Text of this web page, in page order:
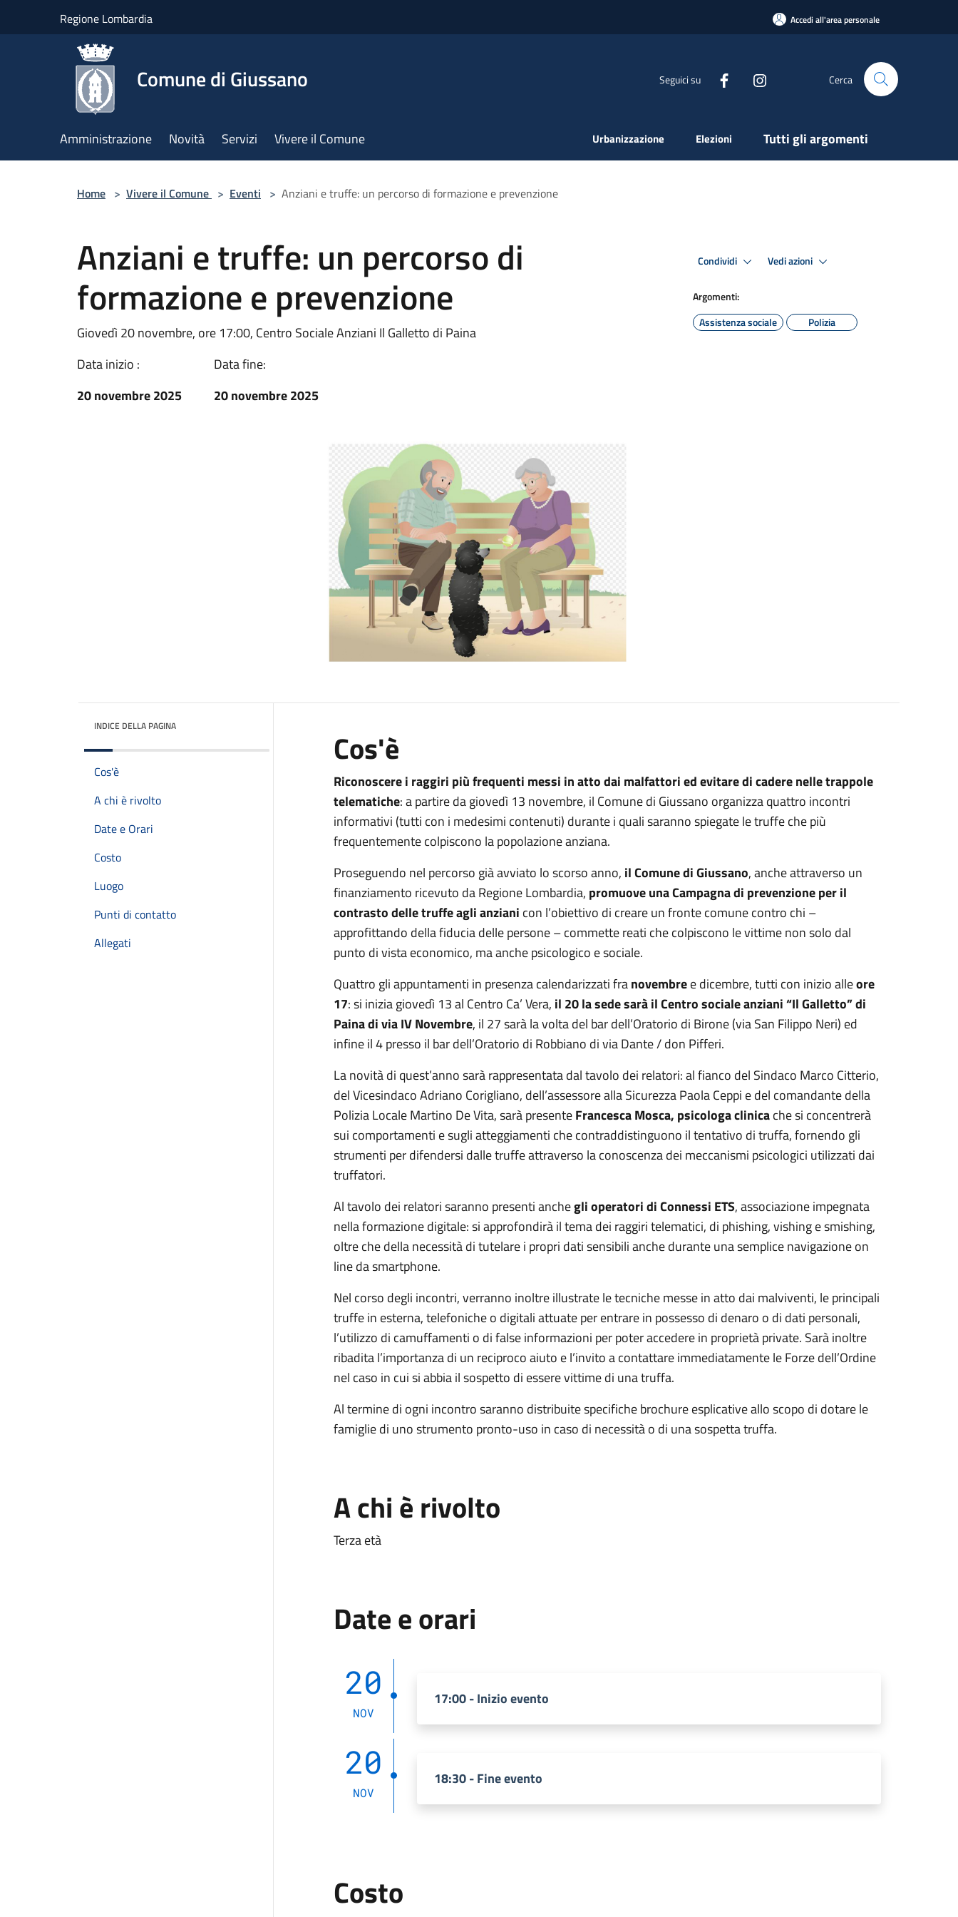
Regione Lombardia Accedi all'area personale
Comune di Giussano Seguici su Cerca
Amministrazione Novità Servizi Vivere il Comune Urbanizzazione Elezioni Tutti gli argomenti
Home > Vivere il Comune > Eventi > Anziani e truffe: un percorso di formazione e prevenzione
Anziani e truffe: un percorso di
formazione e prevenzione
Giovedì 20 novembre, ore 17:00, Centro Sociale Anziani Il Galletto di Paina
Data inizio :
20 novembre 2025
Data fine:
20 novembre 2025
Condividi Vedi azioni
Argomenti:
Assistenza sociale
Polizia
INDICE DELLA PAGINA
Cos'è
A chi è rivolto
Date e Orari
Costo
Luogo
Punti di contatto
Allegati
Cos'è
Riconoscere i raggiri più frequenti messi in atto dai malfattori ed evitare di cadere nelle trappole
telematiche: a partire da giovedì 13 novembre, il Comune di Giussano organizza quattro incontri
informativi (tutti con i medesimi contenuti) durante i quali saranno spiegate le truffe che più
frequentemente colpiscono la popolazione anziana.
Proseguendo nel percorso già avviato lo scorso anno, il Comune di Giussano, anche attraverso un
finanziamento ricevuto da Regione Lombardia, promuove una Campagna di prevenzione per il
contrasto delle truffe agli anziani con l’obiettivo di creare un fronte comune contro chi –
approfittando della fiducia delle persone – commette reati che colpiscono le vittime non solo dal
punto di vista economico, ma anche psicologico e sociale.
Quattro gli appuntamenti in presenza calendarizzati franovembree dicembre, tutti con inizio alleore
17: si iniziagiovedì 13 al Centro Ca’ Vera, il 20 la sede sarà il Centro sociale anziani “Il Galletto” di
Paina di via IV Novembre, il 27 sarà la volta del bar dell’Oratorio di Birone (via San Filippo Neri) ed
infine il 4 presso il bar dell’Oratorio di Robbiano di via Dante / don Pifferi.
La novità di quest’anno sarà rappresentata dal tavolo dei relatori: al fianco del Sindaco Marco Citterio,
del Vicesindaco Adriano Corigliano, dell’assessore alla Sicurezza Paola Ceppi e del comandante della
Polizia Locale Martino De Vita, sarà presenteFrancesca Mosca, psicologa clinicache si concentrerà
sui comportamenti e sugli atteggiamenti che contraddistinguono il tentativo di truffa, fornendo gli
strumenti per difendersi dalle truffe attraverso la conoscenza dei meccanismi psicologici utilizzati dai
truffatori.
Al tavolo dei relatori saranno presenti anchegli operatori di Connessi ETS, associazione impegnata
nella formazione digitale: si approfondirà il tema dei raggiri telematici, di phishing, vishing e smishing,
oltre che della necessità di tutelare i propri dati sensibili anche durante una semplice navigazione on
line da smartphone.
Nel corso degli incontri, verranno inoltre illustrate le tecniche messe in atto dai malviventi, le principali
truffe in esterna, telefoniche o digitali attuate per entrare in possesso di denaro o di dati personali,
l’utilizzo di camuffamenti o di false informazioni per poter accedere in proprietà private. Sarà inoltre
ribadita l’importanza di un reciproco aiuto e l’invito a contattare immediatamente le Forze dell’Ordine
nel caso in cui si abbia il sospetto di essere vittime di una truffa.
Al termine di ogni incontro saranno distribuite specifiche brochure esplicative allo scopo di dotare le
famiglie di uno strumento pronto-uso in caso di necessità o di una sospetta truffa.
A chi è rivolto
Terza età
Date e orari
20
NOV
17:00 - Inizio evento
20
NOV
18:30 - Fine evento
Costo